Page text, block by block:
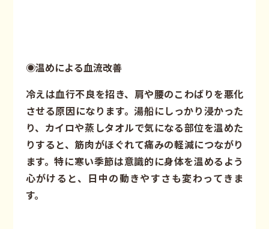
◉温めによる血流改善
冷えは血行不良を招き、肩や腰のこわばりを悪化
させる原因になります。湯船にしっかり浸かった
り、カイロや蒸しタオルで気になる部位を温めた
りすると、筋肉がほぐれて痛みの軽減につながり
ます。特に寒い季節は意識的に身体を温めるよう
心がけると、日中の動きやすさも変わってきま
す。